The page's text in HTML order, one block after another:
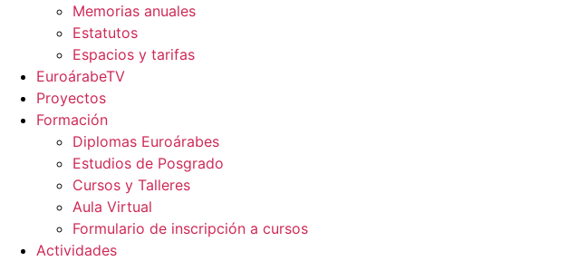
Memorias anuales
Estatutos
Espacios y tarifas
EuroárabeTV
Proyectos
Formación
Diplomas Euroárabes
Estudios de Posgrado
Cursos y Talleres
Aula Virtual
Formulario de inscripción a cursos
Actividades